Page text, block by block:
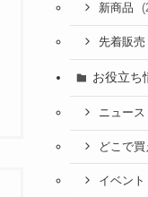
新商品
先着販売
お役立ち
ニュース
どこで買
イベント